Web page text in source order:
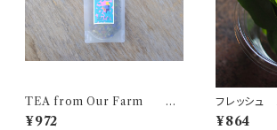
TEA from Our Farm ６
種のミント
¥972
フレッシュ
¥864